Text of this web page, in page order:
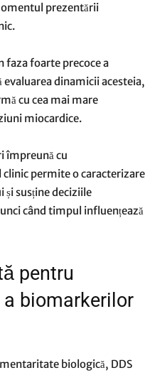
prezentării
foarte precoce a
dinamicii acesteia,
cu cea mai mare
miocardice.
împreună cu
permite o caracterizare
și susține deciziile
când timpul influențează
pentru
biomarkerilor
biologică, DDS